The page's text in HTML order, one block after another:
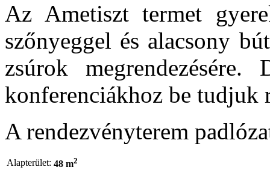
Az Ametiszt termet
szőnyeggel és alacsony
zsúrok megrendezésére.
konferenciákhoz be tudjuk
A rendezvényterem
Alapterület: 48 m2